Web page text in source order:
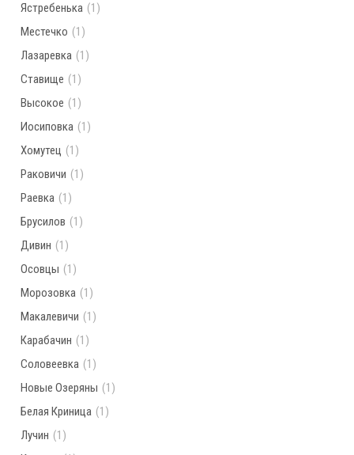
Ястребенька (1)
Местечко (1)
Лазаревка (1)
Ставище (1)
Высокое (1)
Иосиповка (1)
Хомутец (1)
Раковичи (1)
Раевка (1)
Брусилов (1)
Дивин (1)
Осовцы (1)
Морозовка (1)
Макалевичи (1)
Карабачин (1)
Соловеевка (1)
Новые Озеряны (1)
Белая Криница (1)
Лучин (1)